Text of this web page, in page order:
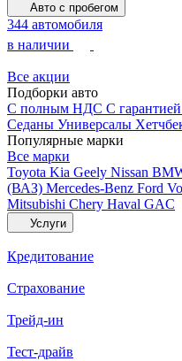
Авто с пробегом
344 автомобиля
в наличии
Все акции
Подборки авто
С полным НДС С гарантией
Седаны Универсалы
Популярные марки
Все марки
Toyota Kia Geely Nissan
(ВАЗ) Mercedes-Benz Ford
Mitsubishi Chery Haval GAC
Услуги
Кредитование
Страхование
Трейд-ин
Тест-драйв